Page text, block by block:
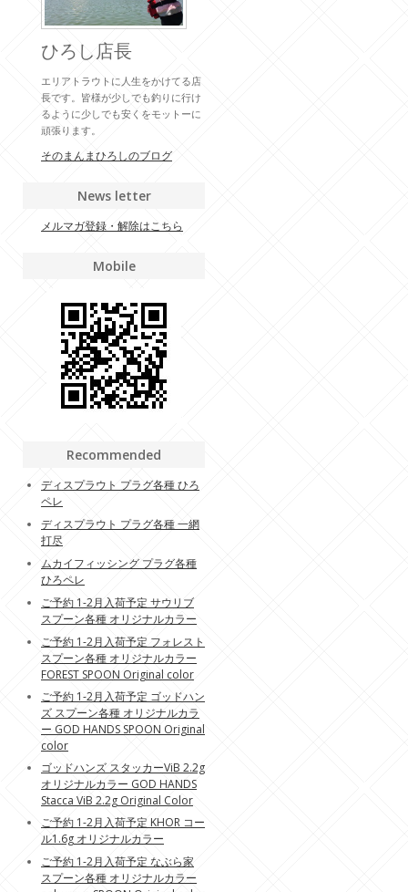
ひろし店長
エリアトラウトに人生をかけてる店
長です。皆様が少しでも釣りに行け
るように少しでも安くをモットーに
頑張ります。
そのまんまひろしのブログ
News letter
メルマガ登録・解除はこちら
Mobile
Recommended
ディスプラウト プラグ各種 ひろ
ペレ
ディスプラウト プラグ各種 一網
打尽
ムカイフィッシング プラグ各種
ひろペレ
ご予約 1-2月入荷予定 サウリブ
スプーン各種 オリジナルカラー
ご予約 1-2月入荷予定 フォレスト
スプーン各種 オリジナルカラー
FOREST SPOON Original color
ご予約 1-2月入荷予定 ゴッドハン
ズ スプーン各種 オリジナルカラ
ー GOD HANDS SPOON Original
color
ゴッドハンズ スタッカーViB 2.2g
オリジナルカラー GOD HANDS
Stacca ViB 2.2g Original Color
ご予約 1-2月入荷予定 KHOR コー
ル1.6g オリジナルカラー
ご予約 1-2月入荷予定 なぶら家
スプーン各種 オリジナルカラー